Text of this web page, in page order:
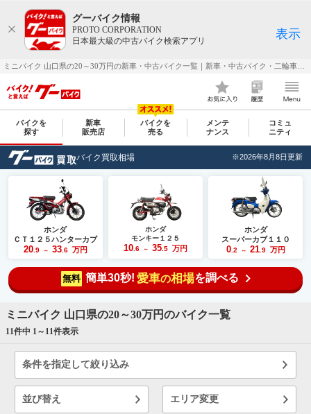
グーバイク情報
PROTO CORPORATION
日本最大級の中古バイク検索アプリ
表示
バイクを
探す
新車
販売店
バイクを
売る
メンテ
ナンス
コミュ
ニティ
バイク買取相場 ※2026年8月8日更新
ホンダ
ＣＴ１２５ハンターカブ
20.9 ～ 33.6 万円
ホンダ
モンキー１２５
10 .6 ～ 35 .5 万円
ホンダ
スーパーカブ１１０
0.2 ～ 21.9 万円
無料 簡単30秒! 愛車の相場を調べる
ミニバイク 山口県の20～30万円のバイク一覧
11件中 1～ 11件表示
条件を指定して絞り込み
並び替え エリア変更